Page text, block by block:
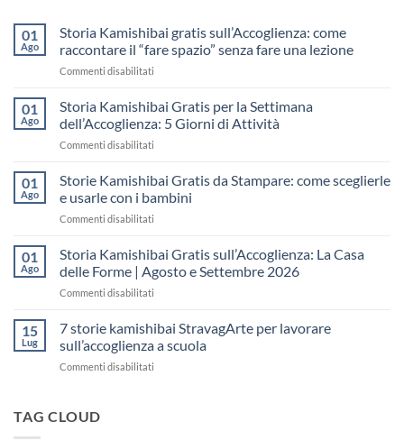
01
Ago
Storia Kamishibai gratis sull’Accoglienza: come
raccontare il “fare spazio” senza fare una lezione
Commenti disabilitati
Kamishibai
gratis
sull’Accoglienza:
il
“fare
una
lezione
01
Ago
Storia Kamishibai Gratis per la Settimana
dell’Accoglienza: 5 Giorni di Attività
Commenti disabilitati
Kamishibai
Gratis
per
dell’Accoglienza:
Giorni
01
Ago
Storie Kamishibai Gratis da Stampare: come sceglierle
e usarle con i bambini
Commenti disabilitati
Kamishibai
Gratis
da
sceglierle
01
Ago
Storia Kamishibai Gratis sull’Accoglienza: La Casa
delle Forme | Agosto e Settembre 2026
Commenti disabilitati
Kamishibai
Gratis
sull’Accoglienza:
15
Lug
7 storie kamishibai StravagArte per lavorare
sull’accoglienza a scuola
Commenti disabilitati
TAG CLOUD